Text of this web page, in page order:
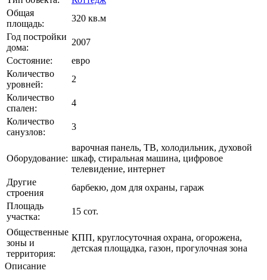
Общая
площадь:
320 кв.м
Год постройки
дома:
2007
Состояние:
евро
Количество
уровней:
2
Количество
спален:
4
Количество
санузлов:
3
Оборудование:
варочная панель, ТВ, холодильник, духовой
шкаф, стиральная машина, цифровое
телевидение, интернет
Другие
строения
барбекю, дом для охраны, гараж
Площадь
участка:
15 сот.
Общественные
зоны и
территория:
КПП, круглосуточная охрана, огорожена,
детская площадка, газон, прогулочная зона
Описание